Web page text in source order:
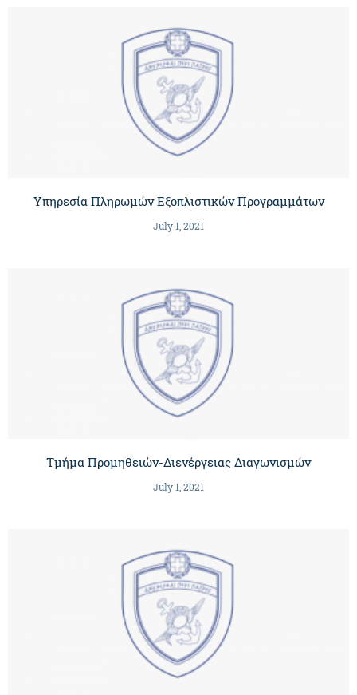
Υπηρεσία Πληρωμών Εξοπλιστικών Προγραμμάτων
July 1, 2021
Τμήμα Προμηθειών-Διενέργειας Διαγωνισμών
July 1, 2021